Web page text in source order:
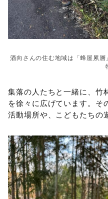
酒向さんの住む地域は「蜂屋累
集落の人たちと一緒に、竹
を徐々に広げています。そ
活動場所や、こどもたちの